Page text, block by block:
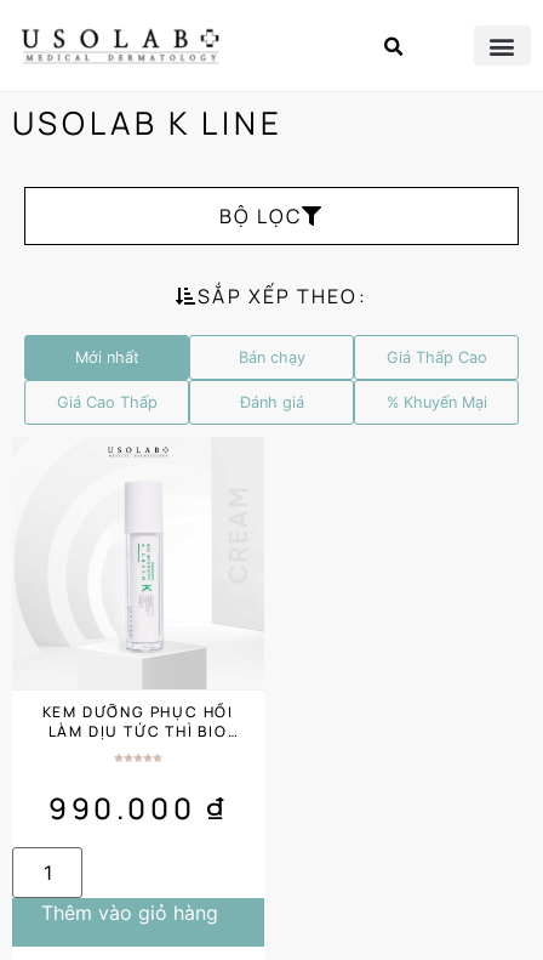
USOLAB K LINE
BỘ LỌC
SẮP XẾP THEO:
Mới nhất Bán chạy Giá Thấp Cao
Giá Cao Thấp Đánh giá % Khuyến Mại
KEM DƯỠNG PHỤC HỒI
LÀM DỊU TỨC THÌ BIO
INTENSIVE K CREAM
990.000 ₫
Thêm vào giỏ hàng